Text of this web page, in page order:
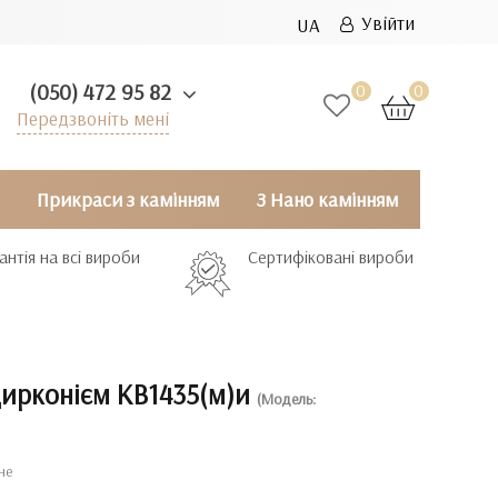
UA Увійти
0 0
(050) 472 95 82
Передзвоніть мені
Прикраси з камінням З Нано камінням
на всі вироби Сертифіковані вироби
КВ1435(м)и (Модель: